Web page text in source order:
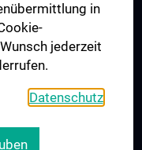
in
jederzeit
Datenschutz